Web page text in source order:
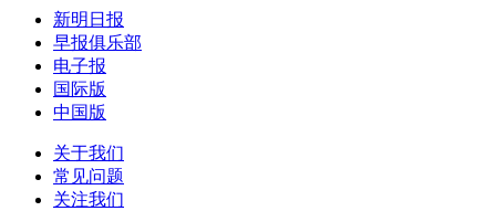
新明日报
早报俱乐部
电子报
国际版
中国版
关于我们
常见问题
关注我们